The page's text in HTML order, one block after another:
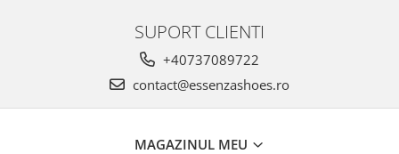
SUPORT CLIENTI
+40737089722
contact@essenzashoes.ro
MAGAZINUL MEU